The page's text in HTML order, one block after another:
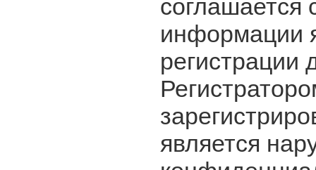
соглашается
информации
является